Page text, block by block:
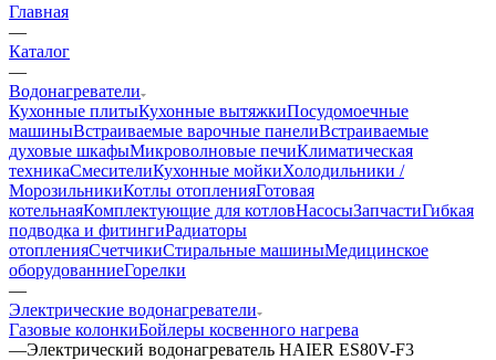
Главная
—
Каталог
—
Водонагреватели
Кухонные плитыКухонные вытяжкиПосудомоечные
машиныВстраиваемые варочные панелиВстраиваемые
духовые шкафыМикроволновые печиКлиматическая
техникаСмесителиКухонные мойкиХолодильники /
МорозильникиКотлы отопленияГотовая
котельнаяКомплектующие для котловНасосыЗапчастиГибкая
подводка и фитингиРадиаторы
отопленияСчетчикиСтиральные машиныМедицинское
оборудованниеГорелки
—
Электрические водонагреватели
Газовые колонкиБойлеры косвенного нагрева
—Электрический водонагреватель HAIER ES80V-F3